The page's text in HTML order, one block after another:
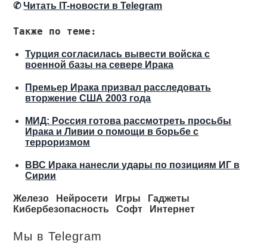
✆Читать IT-новости в Telegram
Также по теме:
Турция согласилась вывести войска с
военной базы на севере Ирака
Премьер Ирака призвал расследовать
вторжение США 2003 года
МИД: Россия готова рассмотреть просьбы
Ирака и Ливии о помощи в борьбе с
терроризмом
ВВС Ирака нанесли удары по позициям ИГ в
Сирии
Железо Нейросети Игры
Гаджеты
Кибербезопасность
Софт Интернет
Мы в Telegram